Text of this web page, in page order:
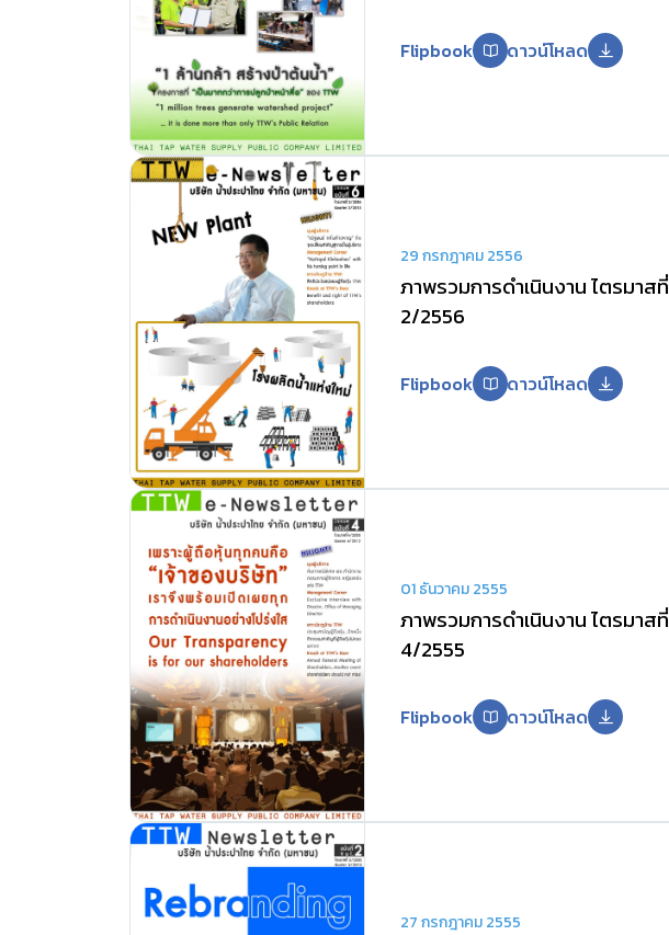
Flipbook ดาวน์โหลด
29 กรกฎาคม 2556
ภาพรวมการดำเนินงาน ไตรมาสที่
2/2556
Flipbook ดาวน์โหลด
01 ธันวาคม 2555
ภาพรวมการดำเนินงาน ไตรมาสที่
4/2555
Flipbook ดาวน์โหลด
27 กรกฎาคม 2555